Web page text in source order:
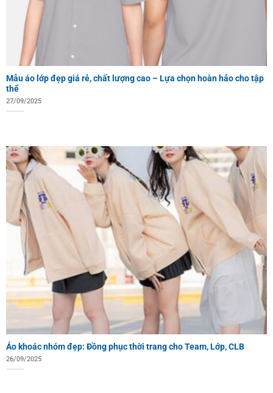
Mẫu áo lớp đẹp giá rẻ, chất lượng cao – Lựa chọn hoàn hảo cho tập
thể
27/09/2025
Áo khoác nhóm đẹp: Đồng phục thời trang cho Team, Lớp, CLB
26/09/2025